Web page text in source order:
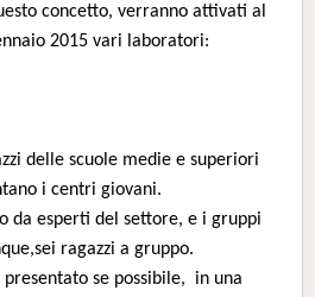
concetto, verranno attivati al
2015 vari laboratori:
delle scuole medie e superiori
i centri giovani.
da esperti del settore, e i gruppi
ragazzi a gruppo.
presentato se possibile, in una